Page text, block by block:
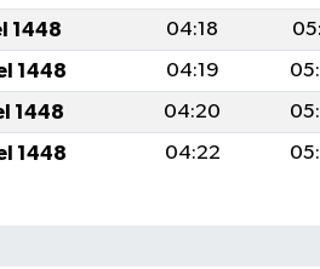
1448 04:18
1448 04:19
1448 04:20
1448 04:22